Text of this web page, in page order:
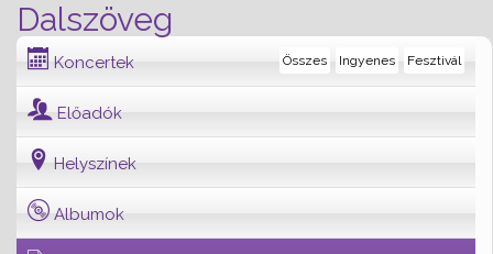
Dalszöveg
Koncertek Fesztivál
Ingyenes
Összes
Előadók
Helyszínek
Albumok